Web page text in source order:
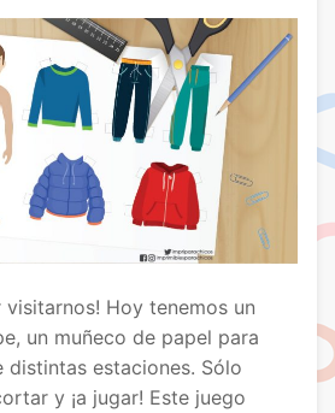
visitarnos! Hoy tenemos un
un muñeco de papel para
distintas estaciones. Sólo
y ¡a jugar! Este juego